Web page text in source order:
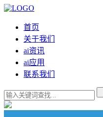
首页
关于我们
ai资讯
ai应用
联系我们